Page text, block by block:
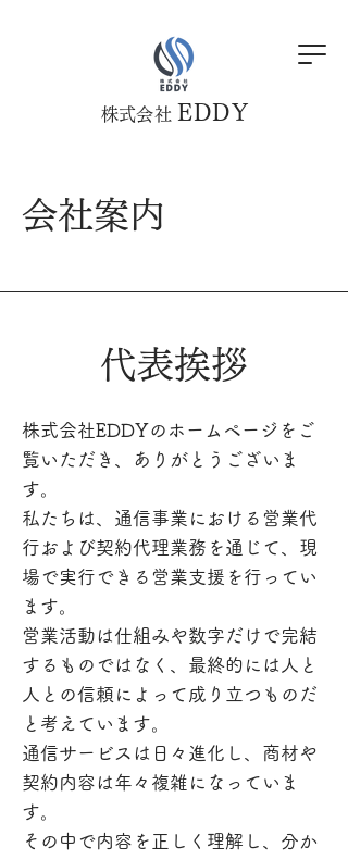
株式会社 EDDY
​会社案内
代表挨拶
株式会社EDDYのホームページをご
覧いただき、ありがとうございま
す。
私たちは、通信事業における営業代
行および契約代理業務を通じて、現
場で実行できる営業支援を行ってい
ます。
営業活動は仕組みや数字だけで完結
するものではなく、最終的には人と
人との信頼によって成り立つものだ
と考えています。
通信サービスは日々進化し、商材や
契約内容は年々複雑になっていま
す。
その中で内容を正しく理解し、分か